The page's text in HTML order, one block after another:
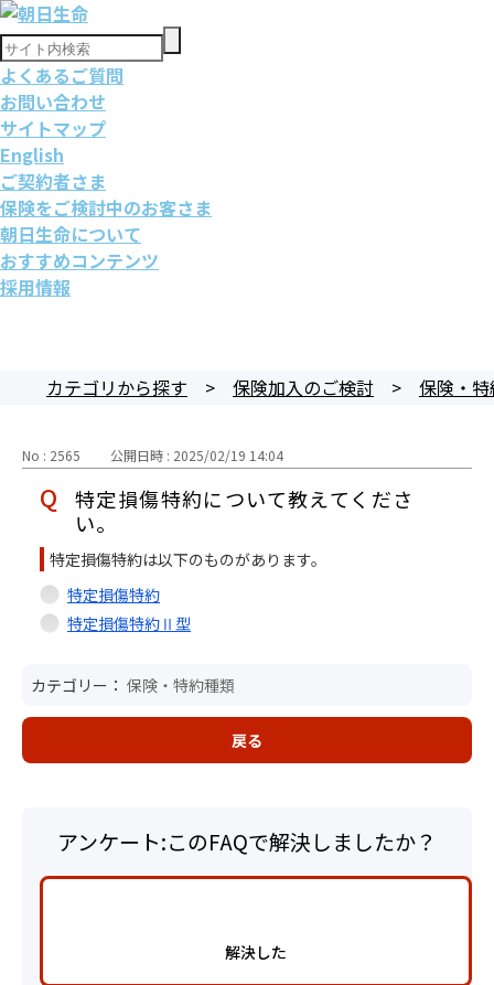
よくあるご質問
お問い合わせ
サイトマップ
English
ご契約者さま
保険をご検討中のお客さま
朝日生命について
おすすめコンテンツ
採用情報
カテゴリから探す > 保険加入のご検討 > 保険・
No : 2565 公開日時 : 2025/02/19 14:04
特定損傷特約について教えてくださ
い。
特定損傷特約は以下のものがあります。
特定損傷特約
特定損傷特約Ⅱ型
カテゴリー： 保険・特約種類
戻る
アンケート:このFAQで解決しましたか？
解決した